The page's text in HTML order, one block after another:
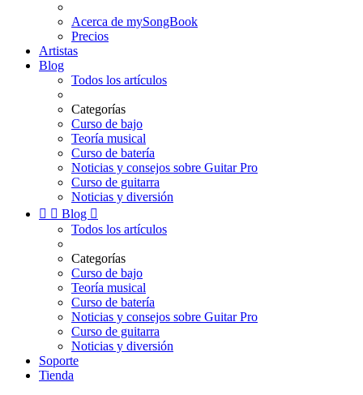
Acerca de mySongBook
Precios
Artistas
Blog
Todos los artículos
Categorías
Curso de bajo
Teoría musical
Curso de batería
Noticias y consejos sobre Guitar Pro
Curso de guitarra
Noticias y diversión
  Blog 
Todos los artículos
Categorías
Curso de bajo
Teoría musical
Curso de batería
Noticias y consejos sobre Guitar Pro
Curso de guitarra
Noticias y diversión
Soporte
Tienda